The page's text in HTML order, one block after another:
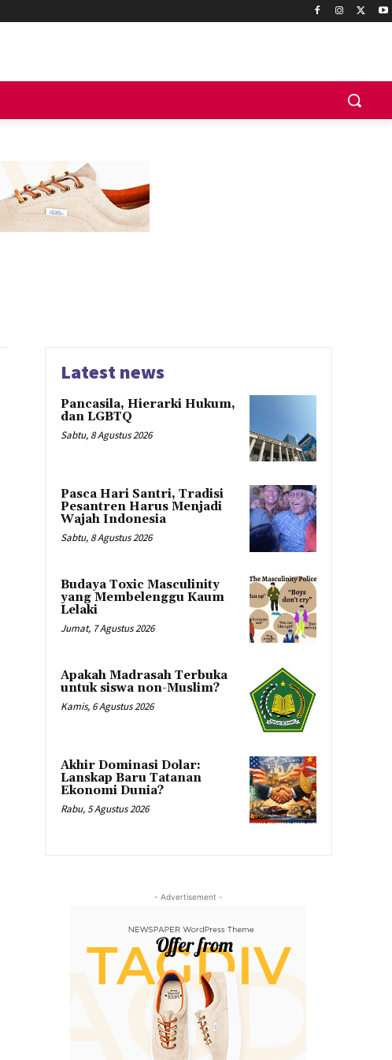
Latest news
Pancasila, Hierarki Hukum,
dan LGBTQ
Sabtu, 8 Agustus 2026
Pasca Hari Santri, Tradisi
Pesantren Harus Menjadi
Wajah Indonesia
Sabtu, 8 Agustus 2026
Budaya Toxic Masculinity
yang Membelenggu Kaum
Lelaki
Jumat, 7 Agustus 2026
Apakah Madrasah Terbuka
untuk siswa non-Muslim?
Kamis, 6 Agustus 2026
Akhir Dominasi Dolar:
Lanskap Baru Tatanan
Ekonomi Dunia?
Rabu, 5 Agustus 2026
- Advertisement -